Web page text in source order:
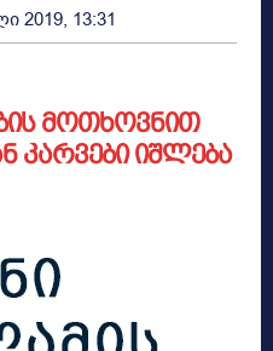
2019, 13:31
მოთხოვნით
კარვები იშლება